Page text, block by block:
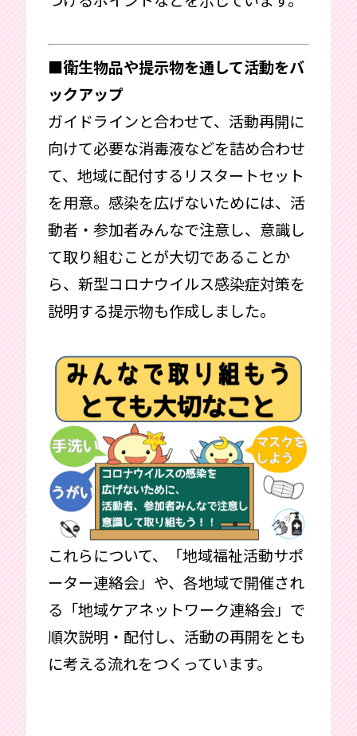
■衛生物品や提示物を通して活動をバ
ックアップ
ガイドラインと合わせて、活動再開に
向けて必要な消毒液などを詰め合わせ
て、地域に配付するリスタートセット
を用意。感染を広げないためには、活
動者・参加者みんなで注意し、意識し
て取り組むことが大切であることか
ら、新型コロナウイルス感染症対策を
説明する提示物も作成しました。
これらについて、「地域福祉活動サポ
ーター連絡会」や、各地域で開催され
る「地域ケアネットワーク連絡会」で
順次説明・配付し、活動の再開をとも
に考える流れをつくっています。